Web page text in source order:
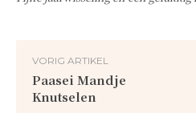
VORIG ARTIKEL
Paasei Mandje
Knutselen